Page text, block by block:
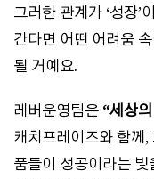
그러한 관계가 ‘성장’
간다면 어떤 어려움
될 거예요.
레버운영팀은 “세상
캐치프레이즈와 함께
품들이 성공이라는